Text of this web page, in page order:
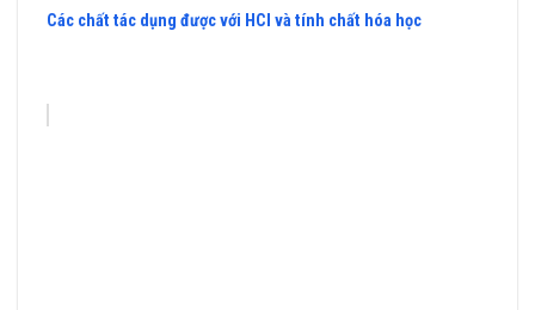
Các chất tác dụng được với HCl và tính chất hóa học